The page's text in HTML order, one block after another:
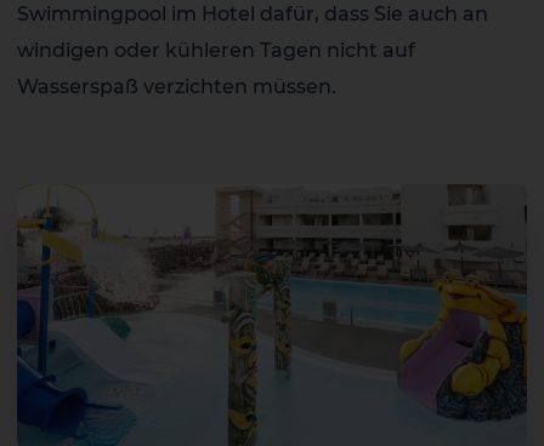
Swimmingpool im Hotel dafür, dass Sie auch an
windigen oder kühleren Tagen nicht auf
Wasserspaß verzichten müssen.